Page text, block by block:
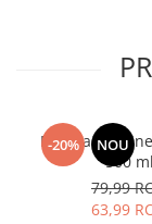
-20% NOU
Manhaē
500 ml
79,99
63,99